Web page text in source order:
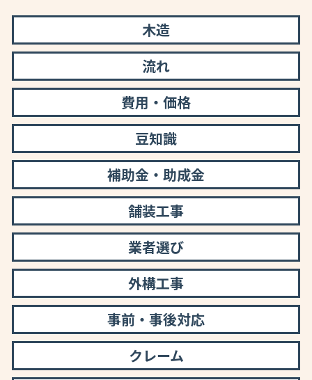
木造
流れ
費用・価格
豆知識
補助金・助成金
舗装工事
業者選び
外構工事
事前・事後対応
クレーム